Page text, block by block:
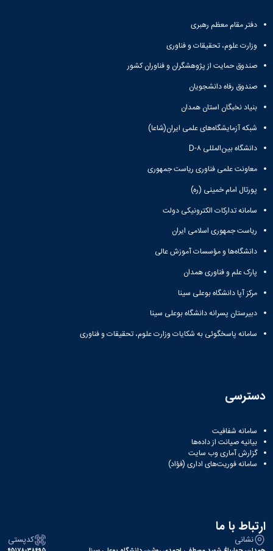
دفتر مقام معظم رهبری
وزارت علوم، تحقیقات و فناوری
صندوق حمایت از پژوهشگران و فناوران کشور
صندوق رفاه دانشجویان
بنیاد نخبگان استان همدان
شبکه آزمایشگاه‌های علمی ایران(شاعا)
دانشگاه بین‌المللی D-۸
معاونت علمی فناوری ریاست جمهوری
پورتال امام خمینی (ره)
سامانه تدارکات الکترونیکی دولت
ریاست جمهوری اسلامی ایران
دانشگاه‌ها و مؤسسات آموزش عالی
پارک علم و فناوری همدان
مرکز آپا دانشگاه بوعلی سینا
دبیرستان پسرانه دانشگاه بوعلی سینا
سامانه پاسخگوئی به شکایات وزارت علوم، تحقیقات و فناوری
دسترسی
سامانه شفافیت
بیانیه صیانت از داده‌ها
گزارش آماری وب‌ سایت
سامانه فوریت‌های اداری (فؤاد)
ارتباط با ما
نشانی کدپستی